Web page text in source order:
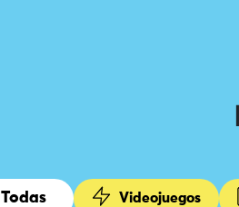
Todas Videojuegos